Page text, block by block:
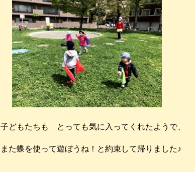
子どもたちも とっても気に入ってくれたようで、
また蝶を使って遊ぼうね！と約束して帰りました♪